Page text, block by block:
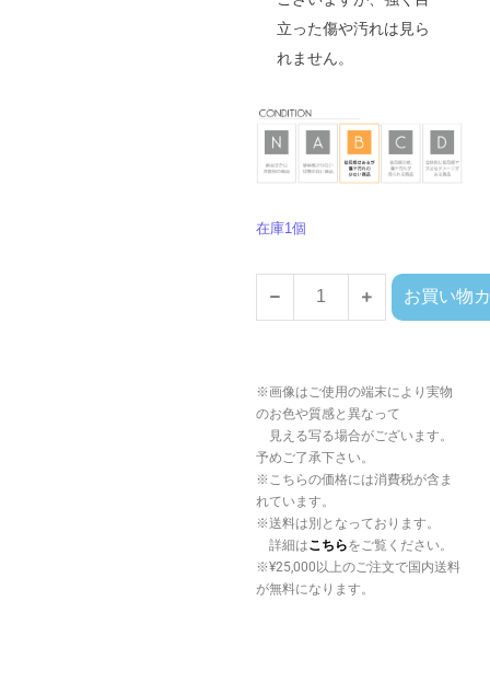
立った傷や汚れは見ら
れません。
在庫1個
お買い物
※画像はご使用の端末により実物
のお色や質感と異なって
見える写る場合がございます。
予めご了承下さい。
※こちらの価格には消費税が含ま
れています。
※送料は別となっております。
詳細はこちらをご覧ください。
※¥25,000以上のご注文で国内送料
が無料になります。